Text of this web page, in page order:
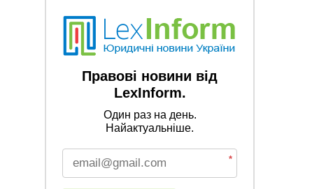
Правові новини від
LexInform.
Один раз на день.
Найактуальніше.
*